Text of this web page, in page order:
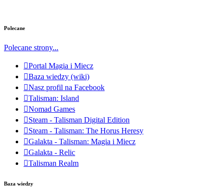
Polecane
Polecane strony...
Portal Magia i Miecz
Baza wiedzy (wiki)
Nasz profil na Facebook
Talisman: Island
Nomad Games
Steam - Talisman Digital Edition
Steam - Talisman: The Horus Heresy
Galakta - Talisman: Magia i Miecz
Galakta - Relic
Talisman Realm
Baza wiedzy